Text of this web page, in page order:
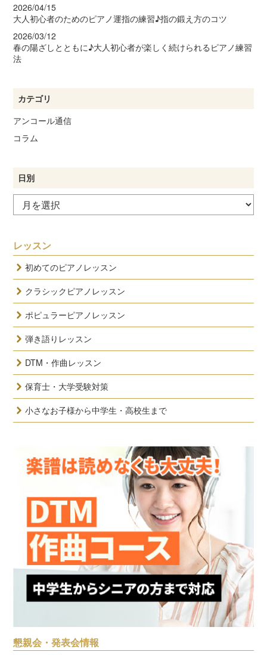
2026/04/15
大人初心者のためのピアノ運指の練習♪指の鍛え方のコツ
2026/03/12
春の陽ざしとともに♪大人初心者が楽しく続けられるピアノ練習
法
カテゴリ
アンコール通信
コラム
日別
レッスン
初めてのピアノレッスン
クラシックピアノレッスン
ポピュラーピアノレッスン
弾き語りレッスン
DTM・作曲レッスン
保育士・大学受験対策
小さなお子様から中学生・高校生まで
懇親会・発表会情報